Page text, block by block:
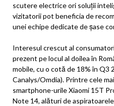
scutere electrice ori soluții
vizitatorii pot beneficia de
unei echipe dedicate de șase
Interesul crescut al
prezent pe locul al doilea în
mobile, cu o cotă de 18% în
Canalys/Omdia). Printre cele
smartphone-urile Xiaomi 15T
Note 14, alături de